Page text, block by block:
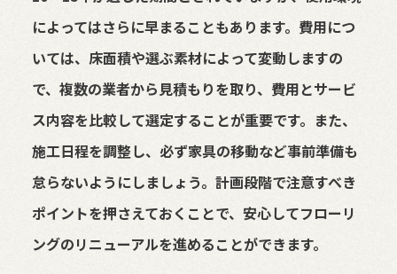
によってはさらに早まることもあります。費用につ
いては、床面積や選ぶ素材によって変動しますの
で、複数の業者から見積もりを取り、費用とサービ
ス内容を比較して選定することが重要です。また、
施工日程を調整し、必ず家具の移動など事前準備も
怠らないようにしましょう。計画段階で注意すべき
ポイントを押さえておくことで、安心してフローリ
ングのリニューアルを進めることができます。